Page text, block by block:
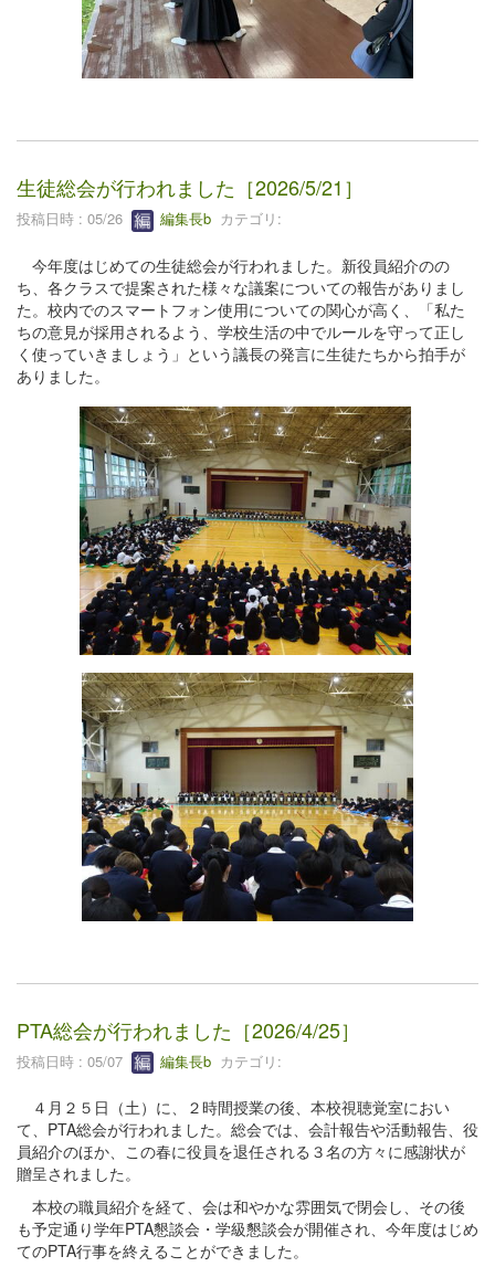
生徒総会が行われました［2026/5/21］
投稿日時 : 05/26 編集長b カテゴリ:
今年度はじめての生徒総会が行われました。新役員紹介のの
ち、各クラスで提案された様々な議案についての報告がありまし
た。校内でのスマートフォン使用についての関心が高く、「私た
ちの意見が採用されるよう、学校生活の中でルールを守って正し
く使っていきましょう」という議長の発言に生徒たちから拍手が
ありました。
PTA総会が行われました［2026/4/25］
投稿日時 : 05/07 編集長b カテゴリ:
４月２５日（土）に、２時間授業の後、本校視聴覚室におい
て、PTA総会が行われました。総会では、会計報告や活動報告、役
員紹介のほか、この春に役員を退任される３名の方々に感謝状が
贈呈されました。
本校の職員紹介を経て、会は和やかな雰囲気で閉会し、その後
も予定通り学年PTA懇談会・学級懇談会が開催され、今年度はじめ
てのPTA行事を終えることができました。